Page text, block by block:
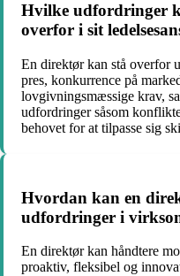
Hvilke udfordringer
overfor i sit
En direktør kan stå overfor
pres, konkurrence på
lovgivningsmæssige krav,
udfordringer såsom
behovet for at tilpasse sig
Hvordan kan en
udfordringer i
En direktør kan håndtere
proaktiv, fleksibel og